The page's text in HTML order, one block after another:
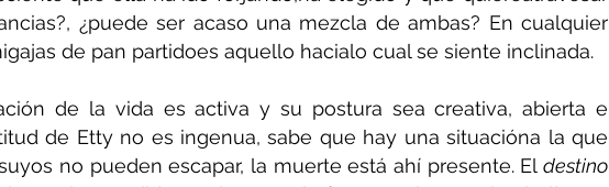
¿puede ser acaso una mezcla de ambas? En cualquier
de pan partidoes aquello hacialo cual se siente inclinada.
de la vida es activa y su postura sea creativa, abierta e
de Etty no es ingenua, sabe que hay una situacióna la que
no pueden escapar, la muerte está ahí presente. El destino